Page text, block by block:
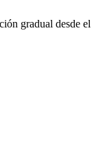
gradual desde el